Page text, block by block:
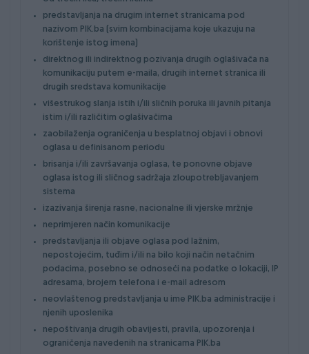
predstavljanja na drugim internet stranicama pod
nazivom PIK.ba (svim kombinacijama koje ukazuju na
korištenje istog imena)
direktnog ili indirektnog pozivanja drugih oglašivača na
komunikaciju putem e-maila, drugih internet stranica ili
drugih sredstava komunikacije
višestrukog slanja istih i/ili sličnih poruka ili javnih pitanja
istim i/ili različitim oglašivačima
zaobilaženja ograničenja u besplatnoj objavi i obnovi
oglasa u definisanom periodu
brisanja i/ili završavanja oglasa, te ponovne objave
oglasa istog ili sličnog sadržaja zloupotrebljavanjem
sistema
izazivanja širenja rasne, nacionalne ili vjerske mržnje
neprimjeren način komunikacije
predstavljanja ili objave oglasa pod lažnim,
nepostojećim, tuđim i/ili na bilo koji način netačnim
podacima, posebno se odnoseći na podatke o lokaciji, IP
adresama, brojem telefona i e-mail adresom
neovlaštenog predstavljanja u ime PIK.ba administracije i
njenih uposlenika
nepoštivanja drugih obavijesti, pravila, upozorenja i
ograničenja navedenih na stranicama PIK.ba